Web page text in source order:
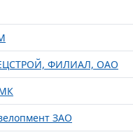
ФИЛИАЛ, ОАО
ЗАО